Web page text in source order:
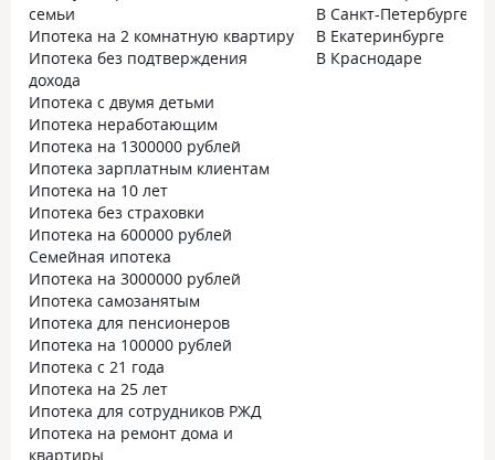
семьи
Ипотека на 2 комнатную квартиру
Ипотека без подтверждения
дохода
Ипотека с двумя детьми
Ипотека неработающим
Ипотека на 1300000 рублей
Ипотека зарплатным клиентам
Ипотека на 10 лет
Ипотека без страховки
Ипотека на 600000 рублей
Семейная ипотека
Ипотека на 3000000 рублей
Ипотека самозанятым
Ипотека для пенсионеров
Ипотека на 100000 рублей
Ипотека с 21 года
Ипотека на 25 лет
Ипотека для сотрудников РЖД
Ипотека на ремонт дома и
квартиры
В Санкт-Петербурге
В Екатеринбурге
В Краснодаре